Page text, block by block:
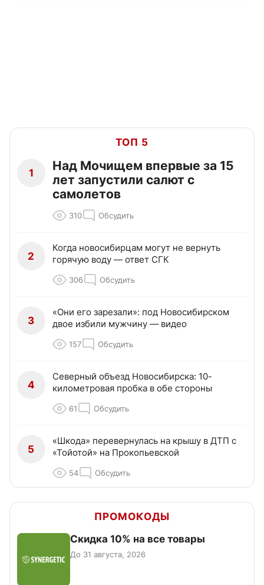
ТОП 5
1
Над Мочищем впервые за 15
лет запустили салют с
самолетов
310 Обсудить
2
Когда новосибирцам могут не вернуть
горячую воду — ответ СГК
306 Обсудить
3
«Они его зарезали»: под Новосибирском
двое избили мужчину — видео
157 Обсудить
4
Северный объезд Новосибирска: 10-
километровая пробка в обе стороны
61 Обсудить
5
«Шкода» перевернулась на крышу в ДТП с
«Тойотой» на Прокопьевской
54 Обсудить
ПРОМОКОДЫ
Скидка 10% на все товары
До 31 августа, 2026